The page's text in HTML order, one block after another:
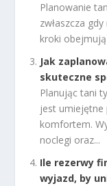
Planowanie
zwłaszcza
kroki
Jak
skuteczne
Planując tani
jest umiejętne
komfortem.
noclegi oraz...
Ile rezerwy
wyjazd, by